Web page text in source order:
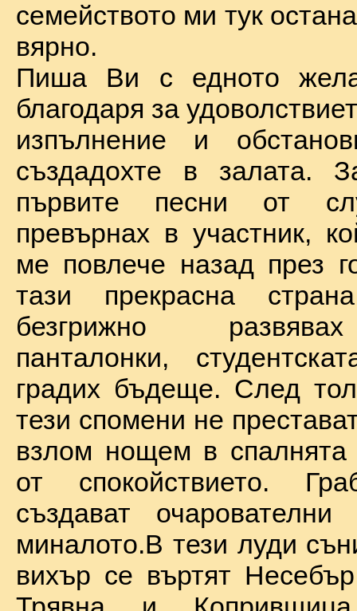
семейството ми тук
вярно.
Пиша Ви с едното
благодаря за
изпълнение и
създадохте в залата.
първите песни от
превърнах в участник,
ме повлече назад през
тази прекрасна
безгрижно
панталонки,
градих бъдеще. След
тези спомени не
взлом нощем в спалнята
от спокойствието.
създават
миналото.В тези луди
вихър се въртят